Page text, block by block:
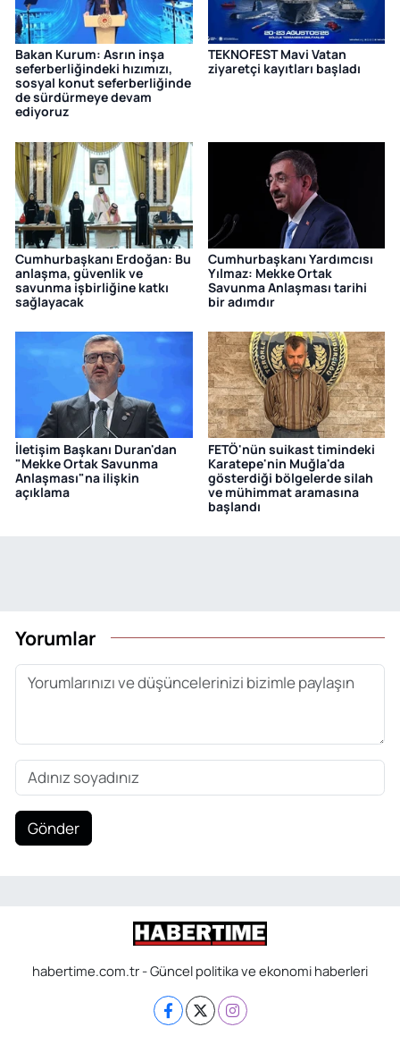
Bakan Kurum: Asrın inşa
seferberliğindeki hızımızı,
sosyal konut seferberliğinde
de sürdürmeye devam
ediyoruz
TEKNOFEST Mavi Vatan
ziyaretçi kayıtları başladı
Cumhurbaşkanı Erdoğan: Bu
anlaşma, güvenlik ve
savunma işbirliğine katkı
sağlayacak
Cumhurbaşkanı Yardımcısı
Yılmaz: Mekke Ortak
Savunma Anlaşması tarihi
bir adımdır
İletişim Başkanı Duran'dan
"Mekke Ortak Savunma
Anlaşması"na ilişkin
açıklama
FETÖ'nün suikast timindeki
Karatepe'nin Muğla'da
gösterdiği bölgelerde silah
ve mühimmat aramasına
başlandı
Yorumlar
Gönder
habertime.com.tr - Güncel politika ve ekonomi haberleri